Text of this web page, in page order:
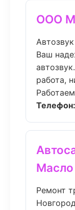
ООО
Ваш
работа,
Телефон:
Масло
Ремонт